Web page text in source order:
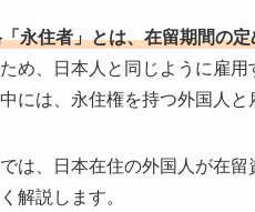
永住者」とは、在留期間の
め、日本人と同じように雇
には、永住権を持つ外国人
は、日本在住の外国人が在
解説します。